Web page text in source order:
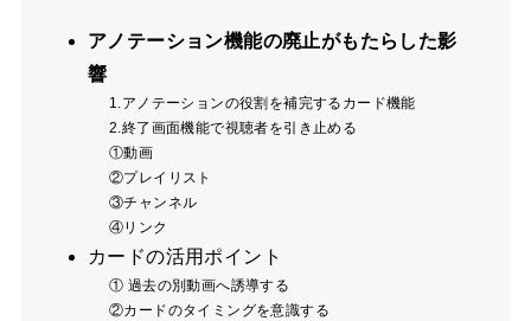
アノテーション機能の廃止がもたらした影
響
1.アノテーションの役割を補完するカード機能
2.終了画面機能で視聴者を引き止める
①動画
②プレイリスト
③チャンネル
④リンク
カードの活用ポイント
① 過去の別動画へ誘導する
②カードのタイミングを意識する